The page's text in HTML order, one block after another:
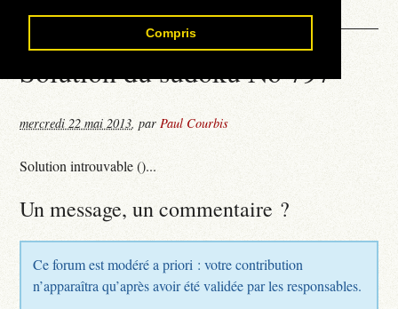
Compris
Contact
Solution du sudoku No 797
mercredi 22 mai 2013,parPaul Courbis
Solution introuvable ()...
Un message, un commentaire ?
Ce forum est modéré a priori : votre contribution
n’apparaîtra qu’après avoir été validée par les responsables.